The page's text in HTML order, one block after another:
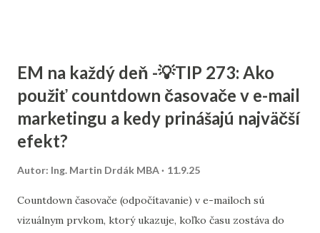
osloviť zákazníkov z celého Slovenska alebo len z vášho
mesta? Výskum kľúčových slov – zistite, čo ľudia hľadajú.
Namiesto všeobecných výrazov typu „kaviareň“ skúste
„kaviareň Bratislava Staré Mesto“ alebo „zdravé obedy
firmy vo vašom segmente. ➡️ Viac sa tejto téme venujeme v
článku: „Ako nájsť správne kľúčové slová pre malé firmy“ 2.
On-page SEO (čo viete spraviť priamo na webe) Tu ide o
EM na každý deň -💡TIP 273: Ako
použiť countdown časovače v e-mail
marketingu a kedy prinášajú najväčší
efekt?
Autor: Ing. Martin Drdák MBA 11.9.25
Countdown časovače (odpočítavanie) v e-mailoch sú
vizuálnym prvkom, ktorý ukazuje, koľko času zostáva do